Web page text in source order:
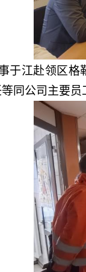
于江赴领区
同公司主要